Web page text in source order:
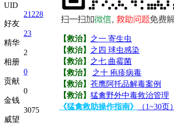
UID
21228
好友
23
精华
2
相册
0
贡献
0
金钱
3075
威望
【救治】 之一 寄生虫
【救治】 之四 球虫感染
【救治】 之七 曲霉菌
【救治】 之十 疱疹病毒
【救治】 苍鹰阿托品解毒案例
【救治】 猛禽野外中毒救治管理
《猛禽救助操作指南》
（1~30页）